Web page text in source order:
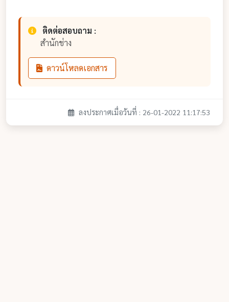
ติดต่อสอบถาม :
สำนักช่าง
ดาวน์โหลดเอกสาร
ลงประกาศเมื่อวันที่ : 26-01-2022 11:17:53